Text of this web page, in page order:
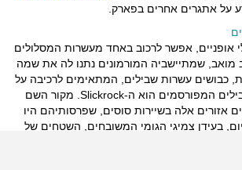
על אתגרים אחרים בפארק.
אפשר לרכוב באחד מעשרות המסלולים
מואב, שמתיישביה המורמונים נתנו לה את שמה
כבושים עשרות שבילים, המתאימים לרכיבה על
אופני הרים. אחד השבילים המפורסמים הוא ה-Slickrock. מקור השם
אזורים אלה בשיירות סוסים, שפרסותיהם היו
בעידן צמיגי הגומי המשובחים, השטחים של